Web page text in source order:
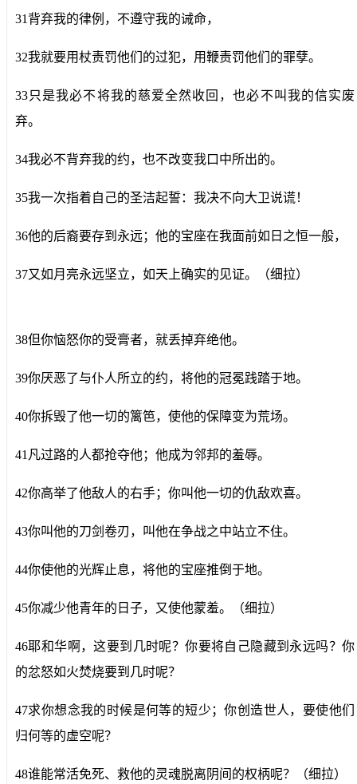
31背弃我的律例，不遵守我的诫命，
32我就要用杖责罚他们的过犯，用鞭责罚他们的罪孽。
33只是我必不将我的慈爱全然收回，也必不叫我的信实废
弃。
34我必不背弃我的约，也不改变我口中所出的。
35我一次指着自己的圣洁起誓：我决不向大卫说谎！
36他的后裔要存到永远；他的宝座在我面前如日之恒一般，
37又如月亮永远坚立，如天上确实的见证。（细拉）
38但你恼怒你的受膏者，就丢掉弃绝他。
39你厌恶了与仆人所立的约，将他的冠冕践踏于地。
40你拆毁了他一切的篱笆，使他的保障变为荒场。
41凡过路的人都抢夺他；他成为邻邦的羞辱。
42你高举了他敌人的右手；你叫他一切的仇敌欢喜。
43你叫他的刀剑卷刃，叫他在争战之中站立不住。
44你使他的光辉止息，将他的宝座推倒于地。
45你减少他青年的日子，又使他蒙羞。（细拉）
46耶和华啊，这要到几时呢？你要将自己隐藏到永远吗？你
的忿怒如火焚烧要到几时呢？
47求你想念我的时候是何等的短少；你创造世人，要使他们
归何等的虚空呢？
48谁能常活免死、救他的灵魂脱离阴间的权柄呢？（细拉）